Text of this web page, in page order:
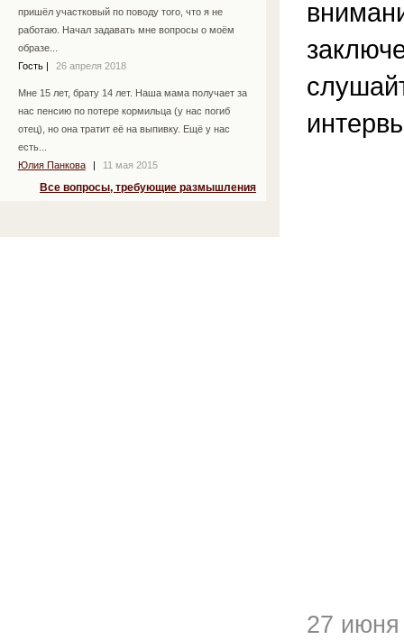
пришёл участковый по поводу того, что я не
работаю. Начал задавать мне вопросы о моём
образе...
Гость
26 апреля 2018
Мне 15 лет, брату 14 лет. Наша мама получает за
нас пенсию по потере кормильца (у нас погиб
отец), но она тратит её на выпивку. Ещё у нас
есть...
Юлия Панкова
11 мая 2015
Все вопросы, требующие размышления
27